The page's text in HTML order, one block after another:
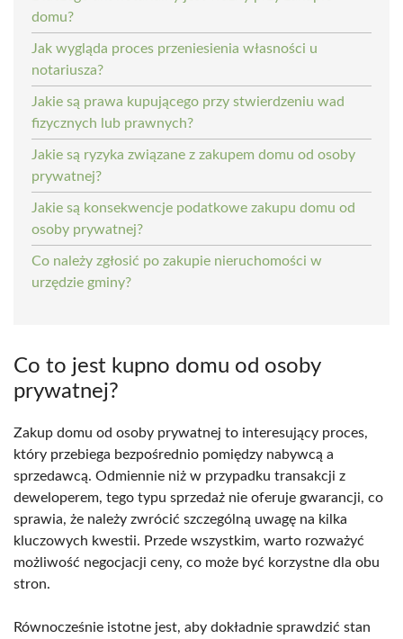
domu?
Jak wygląda proces przeniesienia własności u
notariusza?
Jakie są prawa kupującego przy stwierdzeniu wad
fizycznych lub prawnych?
Jakie są ryzyka związane z zakupem domu od osoby
prywatnej?
Jakie są konsekwencje podatkowe zakupu domu od
osoby prywatnej?
Co należy zgłosić po zakupie nieruchomości w
urzędzie gminy?
Co to jest kupno domu od osoby
prywatnej?
Zakup domu od osoby prywatnej to interesujący proces,
który przebiega bezpośrednio pomiędzy nabywcą a
sprzedawcą. Odmiennie niż w przypadku transakcji z
deweloperem, tego typu sprzedaż nie oferuje gwarancji, co
sprawia, że należy zwrócić szczególną uwagę na kilka
kluczowych kwestii. Przede wszystkim, warto rozważyć
możliwość negocjacji ceny, co może być korzystne dla obu
stron.
Równocześnie istotne jest, aby dokładnie sprawdzić stan